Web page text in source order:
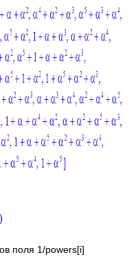
поля 1/powers[i]